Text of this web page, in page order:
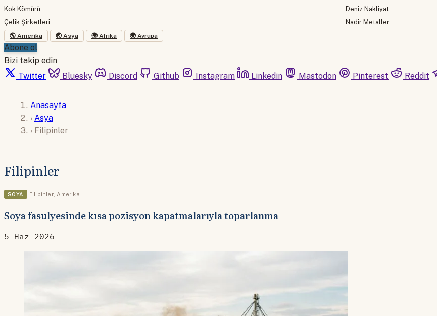
Kok Kömürü
Çelik Şirketleri
Deniz Nakliyat
Nadir Metaller
🌎 Amerika 🌏 Asya 🌍 Afrika 🌍 Avrupa
Abone ol
Bizi takip edin
Twitter
Bluesky Discord Github Instagram Linkedin Mastodon Pinterest Reddit
Anasayfa
› Asya
› Filipinler
Filipinler
SOYA Filipinler,Amerika
Soya fasulyesinde kısa pozisyon kapatmalarıyla toparlanma
5 Haz 2026